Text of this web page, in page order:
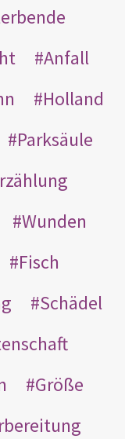
Anfall
Holland
Parksäule
Wunden
Fisch
Schädel
Größe